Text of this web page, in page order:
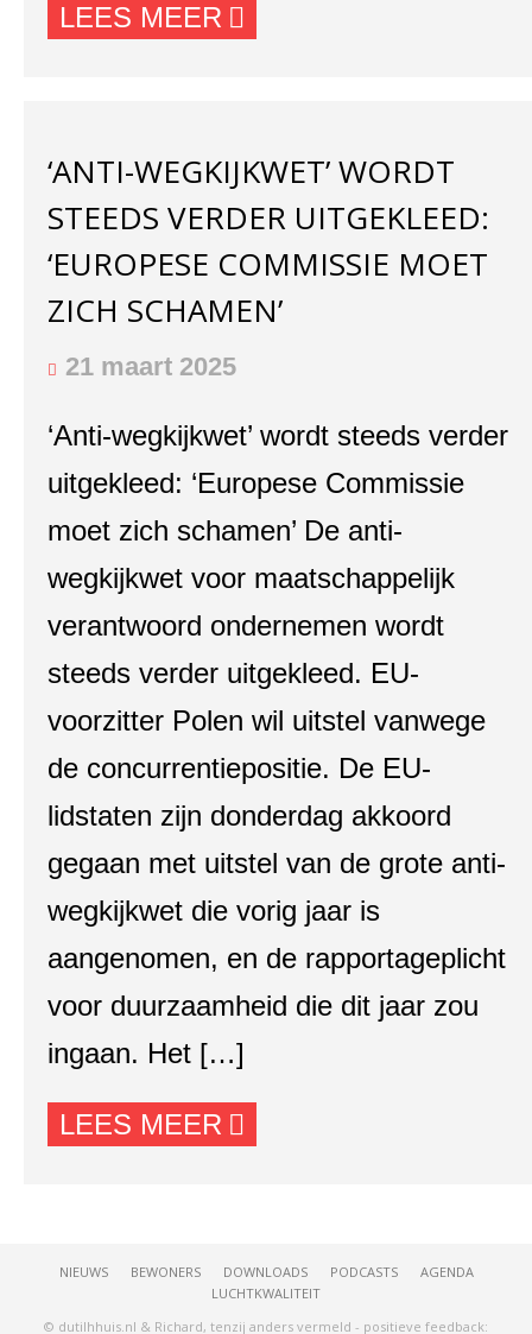
LEES MEER
‘ANTI-WEGKIJKWET’ WORDT
STEEDS VERDER UITGEKLEED:
‘EUROPESE COMMISSIE MOET
ZICH SCHAMEN’
21 maart 2025
‘Anti-wegkijkwet’ wordt steeds verder
uitgekleed: ‘Europese Commissie
moet zich schamen’ De anti-
wegkijkwet voor maatschappelijk
verantwoord ondernemen wordt
steeds verder uitgekleed. EU-
voorzitter Polen wil uitstel vanwege
de concurrentiepositie. De EU-
lidstaten zijn donderdag akkoord
gegaan met uitstel van de grote anti-
wegkijkwet die vorig jaar is
aangenomen, en de rapportageplicht
voor duurzaamheid die dit jaar zou
ingaan. Het […]
LEES MEER
NIEUWS BEWONERS DOWNLOADS PODCASTS
AGENDA
LUCHTKWALITEIT
© dutilhhuis.nl & Richard, tenzij anders vermeld - positieve feedback: